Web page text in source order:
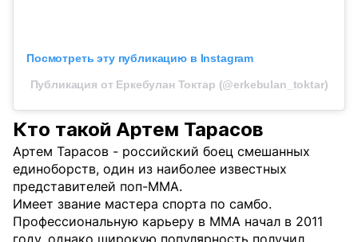
Посмотреть эту публикацию в Instagram
Публикация от Еркебулан Токтар (@erkebulan_toktar)
Кто такой Артем Тарасов
Артем Тарасов - российский боец смешанных
единоборств, один из наиболее известных
представителей поп-ММА.
Имеет звание мастера спорта по самбо.
Профессиональную карьеру в ММА начал в 2011